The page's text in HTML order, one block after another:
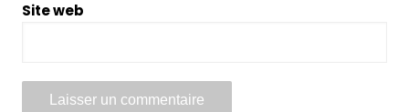
Site web